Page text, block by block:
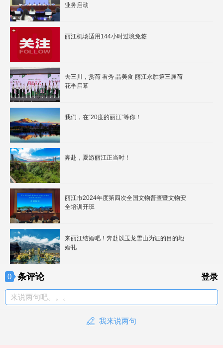
业务启动
丽江机场适用144小时过境免签
去三川，赏荷 看秀 品美食 丽江永胜第三届荷
花季启幕
我们，在“20度的丽江”等你！
奔赴，夏游丽江正当时！
丽江市2024年度第四次全国文物普查暨文物安
全培训开班
来丽江结婚吧！奔赴以玉龙雪山为证的目的地
婚礼
0 条评论 登录
来说两句吧。。。
我来说两句